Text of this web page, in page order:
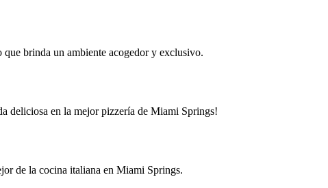
brinda un ambiente acogedor y exclusivo.
deliciosa en la mejor pizzería de Miami Springs!
de la cocina italiana en Miami Springs.